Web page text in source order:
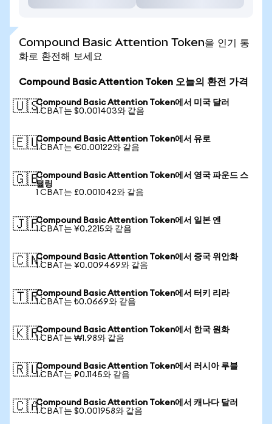
Compound Basic Attention Token을 인기 통
화로 환전해 보세요
Compound Basic Attention Token 오늘의 환전 가격
🇺🇸Compound Basic Attention Token에서 미국 달러
1 CBAT는 $0.001403와 같음
🇪🇺Compound Basic Attention Token에서 유로
1 CBAT는 €0.00122와 같음
🇬🇧Compound Basic Attention Token에서 영국 파운드 스
털링
1 CBAT는 £0.001042와 같음
🇯🇵Compound Basic Attention Token에서 일본 엔
1 CBAT는 ¥0.2215와 같음
🇨🇳Compound Basic Attention Token에서 중국 위안화
1 CBAT는 ¥0.009469와 같음
🇹🇷Compound Basic Attention Token에서 터키 리라
1 CBAT는 ₺0.0669와 같음
🇰🇷Compound Basic Attention Token에서 한국 원화
1 CBAT는 ₩1.98와 같음
🇷🇺Compound Basic Attention Token에서 러시아 루블
1 CBAT는 ₽0.1145와 같음
🇨🇦Compound Basic Attention Token에서 캐나다 달러
1 CBAT는 $0.001958와 같음